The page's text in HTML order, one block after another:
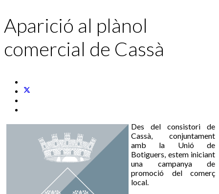
Aparició al plànol
comercial de Cassà
Des del consistori de
Cassà, conjuntament
amb la Unió de
Botiguers, estem iniciant
una campanya de
promoció del comerç
local.